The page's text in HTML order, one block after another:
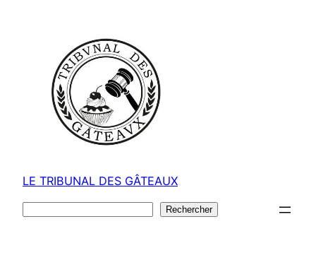
LE TRIBUNAL DES GÂTEAUX
Rechercher